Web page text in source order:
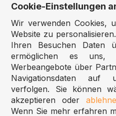
Unsere
Deutschland:
Österreich:
Belgien:
Großbritannien:
Cookie-Einstellungen
Wir verwenden Cookies,
Website zu
Ihren Besuchen Daten
ermöglichen es uns,
Werbeangebote über
Navigationsdaten auf
verfolgen. Sie können
akzeptieren oder
Wenn Sie mehr erfahren